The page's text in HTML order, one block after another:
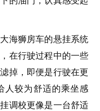
海狮房车的悬挂系统
在行驶过程中的一些
掉，即便是行驶在更
人较为舒适的乘坐感
调校更像是一台舒适